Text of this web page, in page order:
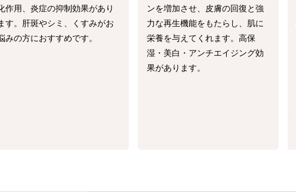
作用、炎症の抑制効果があり
す。肝斑やシミ、くすみがお
みの方におすすめです。
ンを増加させ、皮膚の回復と強
力な再生機能をもたらし、肌に
栄養を与えてくれます。高保
湿・美白・アンチエイジング効
果があります。